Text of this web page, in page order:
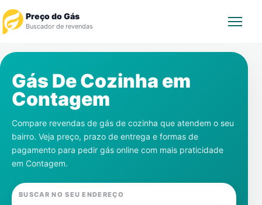
Preço do Gás
Buscador de revendas
Revendedor
Notícias
Cadastre-se
Gás
Gás De Cozinha em
Contagem
Compare revendas de gás de cozinha que atendem o seu
bairro. Veja preço, prazo de entrega e formas de
pagamento para pedir gás online com mais praticidade
em Contagem.
BUSCAR NO SEU ENDEREÇO